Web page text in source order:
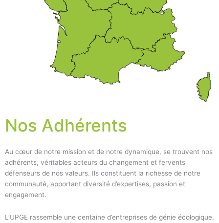
Nos Adhérents
Au cœur de notre mission et de notre dynamique, se trouvent nos
adhérents, véritables acteurs du changement et fervents
défenseurs de nos valeurs. Ils constituent la richesse de notre
communauté, apportant diversité d’expertises, passion et
engagement.
L’UPGE rassemble une centaine d’entreprises de génie écologique,